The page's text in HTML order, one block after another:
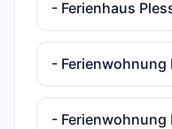
- Ferienhaus
-
- Ferienwohnung